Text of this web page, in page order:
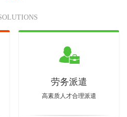
劳务派遣
高素质人才合理派遣